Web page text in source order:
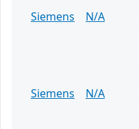
Siemens
N/A
Siemens
N/A